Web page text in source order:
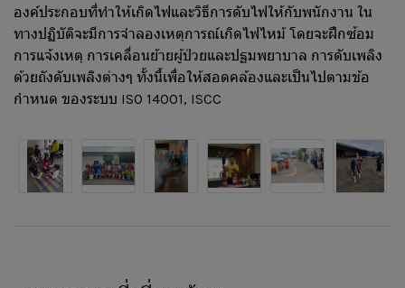
องค์ประกอบที่ทำให้เกิดไฟและวิธีการดับไฟให้กับพนักงาน ใน
ทางปฏิบัติจะมีการจำลองเหตุการณ์เกิดไฟไหม้ โดยจะฝึกซ้อม
การแจ้งเหตุ การเคลื่อนย้ายผู้ป่วยและปฐมพยาบาล การดับเพลิง
ด้วยถังดับเพลิงต่างๆ ทั้งนี้เพื่อให้สอดคล้องและเป็นไปตามข้อ
กำหนด ของระบบ ISO 14001, ISCC